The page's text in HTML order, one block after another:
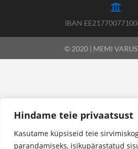
Hindame teie privaatsust
Kasutame küpsiseid teie
parandamiseks, isikupärastatud
IBAN
© 2020 | MEMI